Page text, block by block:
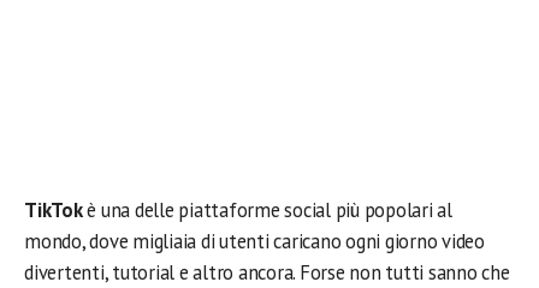
TikTokè una delle piattaforme social più popolari al
mondo, dove migliaia di utenti caricano ogni giorno video
divertenti, tutorial e altro ancora. Forse non tutti sanno che